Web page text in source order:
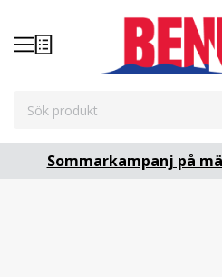
Sommarkampanj på